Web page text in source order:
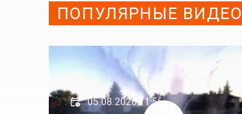
ПОПУЛЯРНЫЕ ВИДЕО
05.08.2026 11:56